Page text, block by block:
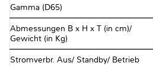
Gamma (D65)
Abmessungen B x H x T (in cm)/
Gewicht (in Kg)
Stromverbr. Aus/ Standby/ Betrieb